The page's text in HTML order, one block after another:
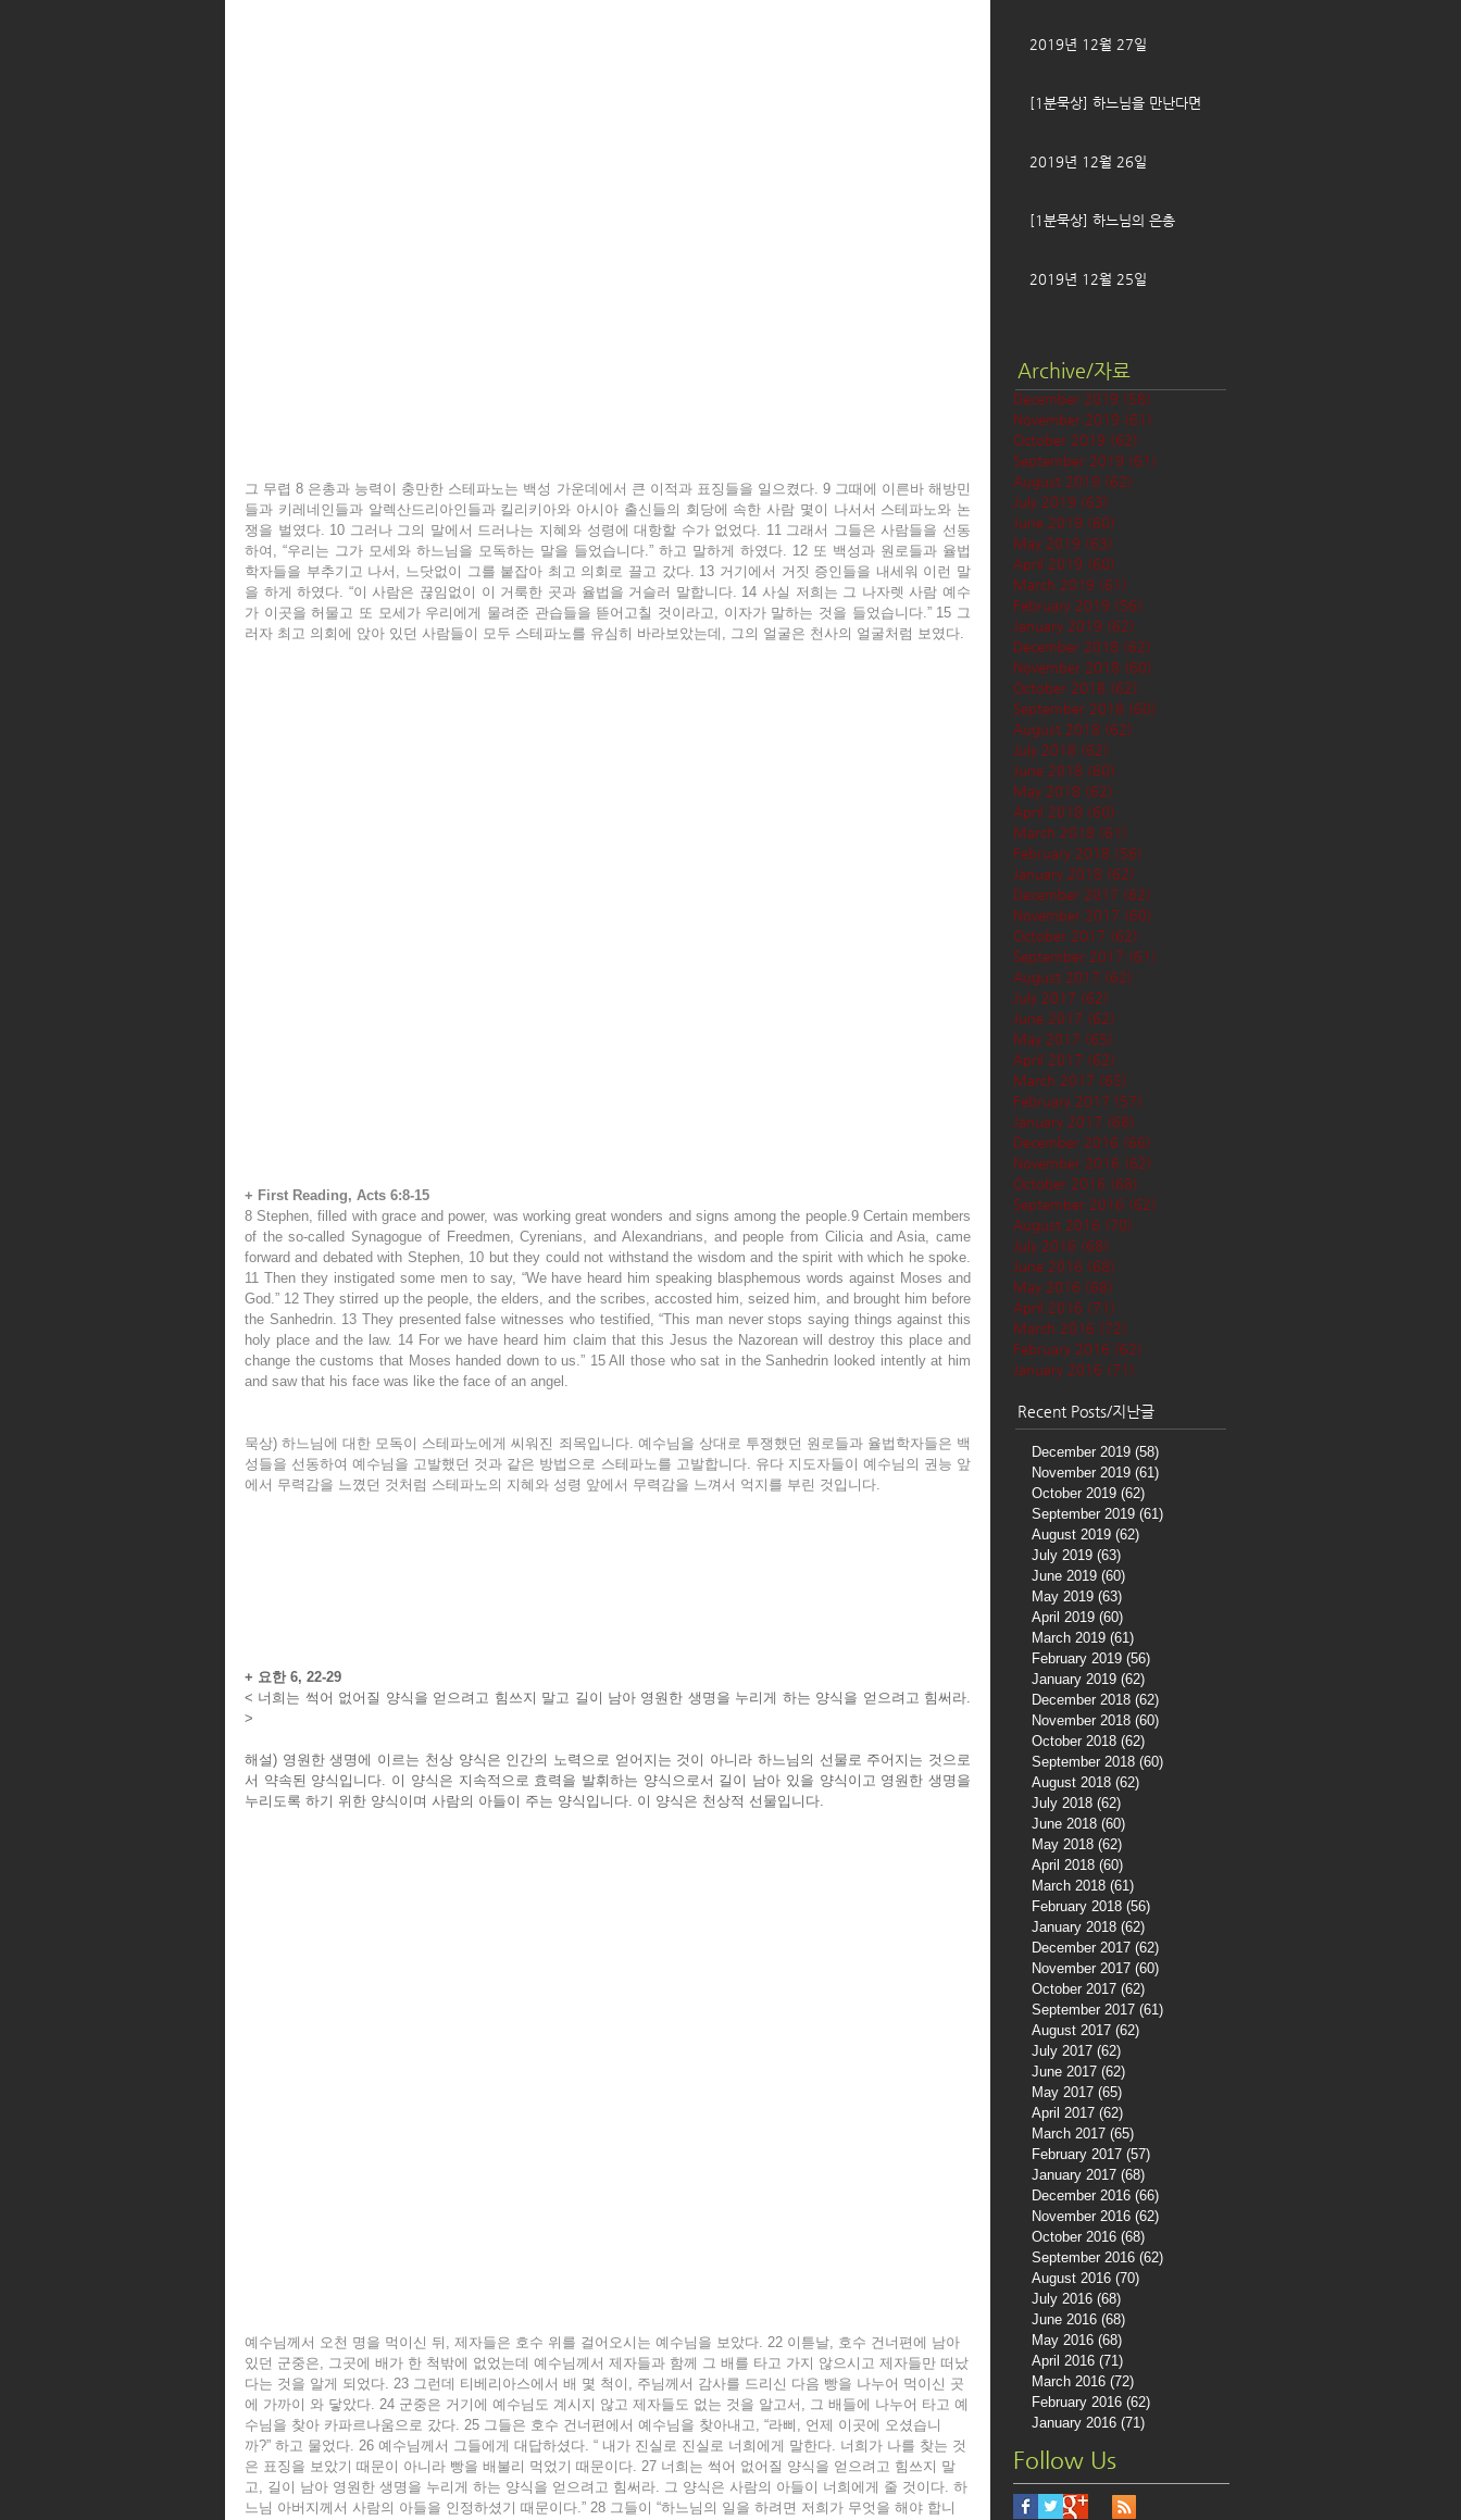
2019년 12월 27일
[1분묵상] 하느님을 만난다면
2019년 12월 26일
[1분묵상] 하느님의 은총
2019년 12월 25일
Archive/자료
December 2019 (58)
November 2019 (61)
October 2019 (62)
September 2019 (61)
August 2019 (62)
July 2019 (63)
June 2019 (60)
May 2019 (63)
April 2019 (60)
March 2019 (61)
February 2019 (56)
January 2019 (62)
December 2018 (62)
November 2018 (60)
October 2018 (62)
September 2018 (60)
August 2018 (62)
July 2018 (62)
June 2018 (60)
May 2018 (62)
April 2018 (60)
March 2018 (61)
February 2018 (56)
January 2018 (62)
December 2017 (62)
November 2017 (60)
October 2017 (62)
September 2017 (61)
August 2017 (62)
July 2017 (62)
June 2017 (62)
May 2017 (65)
April 2017 (62)
March 2017 (65)
February 2017 (57)
January 2017 (68)
December 2016 (66)
November 2016 (62)
October 2016 (68)
September 2016 (62)
August 2016 (70)
July 2016 (68)
June 2016 (68)
May 2016 (68)
April 2016 (71)
March 2016 (72)
February 2016 (62)
January 2016 (71)
Recent Posts/지난글
December 2019 (58)
November 2019 (61)
October 2019 (62)
September 2019 (61)
August 2019 (62)
July 2019 (63)
June 2019 (60)
May 2019 (63)
April 2019 (60)
March 2019 (61)
February 2019 (56)
January 2019 (62)
December 2018 (62)
November 2018 (60)
October 2018 (62)
September 2018 (60)
August 2018 (62)
July 2018 (62)
June 2018 (60)
May 2018 (62)
April 2018 (60)
March 2018 (61)
February 2018 (56)
January 2018 (62)
December 2017 (62)
November 2017 (60)
October 2017 (62)
September 2017 (61)
August 2017 (62)
July 2017 (62)
June 2017 (62)
May 2017 (65)
April 2017 (62)
March 2017 (65)
February 2017 (57)
January 2017 (68)
December 2016 (66)
November 2016 (62)
October 2016 (68)
September 2016 (62)
August 2016 (70)
July 2016 (68)
June 2016 (68)
May 2016 (68)
April 2016 (71)
March 2016 (72)
February 2016 (62)
January 2016 (71)
Follow Us
그 무렵 8 은총과 능력이 충만한 스테파노는 백성 가운데에서 큰 이적과 표징들을 일으켰다. 9 그때에 이른바 해방민
들과 키레네인들과 알렉산드리아인들과 킬리키아와 아시아 출신들의 회당에 속한 사람 몇이 나서서 스테파노와 논
쟁을 벌였다. 10 그러나 그의 말에서 드러나는 지혜와 성령에 대항할 수가 없었다. 11 그래서 그들은 사람들을 선동
하여, “우리는 그가 모세와 하느님을 모독하는 말을 들었습니다.” 하고 말하게 하였다. 12 또 백성과 원로들과 율법
학자들을 부추기고 나서, 느닷없이 그를 붙잡아 최고 의회로 끌고 갔다. 13 거기에서 거짓 증인들을 내세워 이런 말
을 하게 하였다. “이 사람은 끊임없이 이 거룩한 곳과 율법을 거슬러 말합니다. 14 사실 저희는 그 나자렛 사람 예수
가 이곳을 허물고 또 모세가 우리에게 물려준 관습들을 뜯어고칠 것이라고, 이자가 말하는 것을 들었습니다.” 15 그
러자 최고 의회에 앉아 있던 사람들이 모두 스테파노를 유심히 바라보았는데, 그의 얼굴은 천사의 얼굴처럼 보였다.
+ First Reading, Acts 6:8-15
8 Stephen, filled with grace and power, was working great wonders and signs among the people.9 Certain members
of the so-called Synagogue of Freedmen, Cyrenians, and Alexandrians, and people from Cilicia and Asia, came
forward and debated with Stephen, 10 but they could not withstand the wisdom and the spirit with which he spoke.
11 Then they instigated some men to say, “We have heard him speaking blasphemous words against Moses and
God.” 12 They stirred up the people, the elders, and the scribes, accosted him, seized him, and brought him before
the Sanhedrin. 13 They presented false witnesses who testified, “This man never stops saying things against this
holy place and the law. 14 For we have heard him claim that this Jesus the Nazorean will destroy this place and
change the customs that Moses handed down to us.” 15 All those who sat in the Sanhedrin looked intently at him
and saw that his face was like the face of an angel.
묵상) 하느님에 대한 모독이 스테파노에게 씨워진 죄목입니다. 예수님을 상대로 투쟁했던 원로들과 율법학자들은 백
성들을 선동하여 예수님을 고발했던 것과 같은 방법으로 스테파노를 고발합니다. 유다 지도자들이 예수님의 권능 앞
에서 무력감을 느꼈던 것처럼 스테파노의 지혜와 성령 앞에서 무력감을 느껴서 억지를 부린 것입니다.
+ 요한 6, 22-29
< 너희는 썩어 없어질 양식을 얻으려고 힘쓰지 말고 길이 남아 영원한 생명을 누리게 하는 양식을 얻으려고 힘써라.
>
해설) 영원한 생명에 이르는 천상 양식은 인간의 노력으로 얻어지는 것이 아니라 하느님의 선물로 주어지는 것으로
서 약속된 양식입니다. 이 양식은 지속적으로 효력을 발휘하는 양식으로서 길이 남아 있을 양식이고 영원한 생명을
누리도록 하기 위한 양식이며 사람의 아들이 주는 양식입니다. 이 양식은 천상적 선물입니다.
예수님께서 오천 명을 먹이신 뒤, 제자들은 호수 위를 걸어오시는 예수님을 보았다. 22 이튿날, 호수 건너편에 남아
있던 군중은, 그곳에 배가 한 척밖에 없었는데 예수님께서 제자들과 함께 그 배를 타고 가지 않으시고 제자들만 떠났
다는 것을 알게 되었다. 23 그런데 티베리아스에서 배 몇 척이, 주님께서 감사를 드리신 다음 빵을 나누어 먹이신 곳
에 가까이 와 닿았다. 24 군중은 거기에 예수님도 계시지 않고 제자들도 없는 것을 알고서, 그 배들에 나누어 타고 예
수님을 찾아 카파르나움으로 갔다. 25 그들은 호수 건너편에서 예수님을 찾아내고, “라삐, 언제 이곳에 오셨습니
까?” 하고 물었다. 26 예수님께서 그들에게 대답하셨다. “ 내가 진실로 진실로 너희에게 말한다. 너희가 나를 찾는 것
은 표징을 보았기 때문이 아니라 빵을 배불리 먹었기 때문이다. 27 너희는 썩어 없어질 양식을 얻으려고 힘쓰지 말
고, 길이 남아 영원한 생명을 누리게 하는 양식을 얻으려고 힘써라. 그 양식은 사람의 아들이 너희에게 줄 것이다. 하
느님 아버지께서 사람의 아들을 인정하셨기 때문이다.” 28 그들이 “하느님의 일을 하려면 저희가 무엇을 해야 합니